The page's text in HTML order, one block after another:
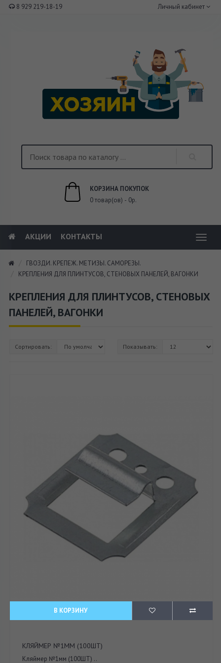
8 929 219-18-19 Личный кабинет
КОРЗИНА ПОКУПОК
0 товар(ов) - 0р.
АКЦИИ КОНТАКТЫ
ГВОЗДИ. КРЕПЕЖ. МЕТИЗЫ. САМОРЕЗЫ.
КРЕПЛЕНИЯ ДЛЯ ПЛИНТУСОВ, СТЕНОВЫХ ПАНЕЛЕЙ, ВАГОНКИ
КРЕПЛЕНИЯ ДЛЯ ПЛИНТУСОВ, СТЕНОВЫХ
ПАНЕЛЕЙ, ВАГОНКИ
Сортировать: Показывать:
В КОРЗИНУ
КЛЯЙМЕР №1ММ (100ШТ)
Кляймер №1мм (100ШТ) ..